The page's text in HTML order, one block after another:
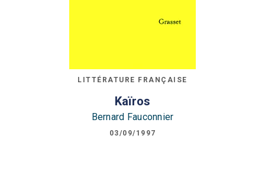
LITTÉRATURE FRANÇAISE
Kaïros
Bernard Fauconnier
03/09/1997